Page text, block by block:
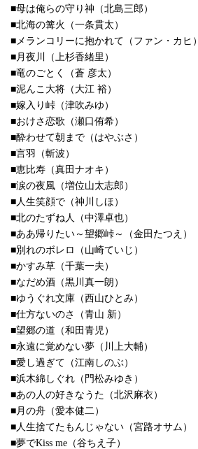
■母は俺らの守り神（北島三郎）
■北海の篝火（一条貫太）
■メランコリーに抱かれて（ファン・カヒ）
■月夜川（上杉香緒里）
■竜のごとく（蒼 彦太）
■泥んこ大将（大江 裕）
■嫁入り峠（津吹みゆ）
■おけさ恋歌（瀬口侑希）
■酔わせて朝まで（はやぶさ）
■言羽（斬波）
■恵比寿（真田ナオキ）
■涙の夜風（増位山太志郎）
■人生笑顔で（神川しほ）
■北のたずね人（中澤卓也）
■ああ帰りたい～望郷峠～（金田たつえ）
■別れのボレロ（山崎ていじ）
■かすみ草（千葉一夫）
■なだめ酒（黒川真一朗）
■ゆうぐれ文庫（西山ひとみ）
■仕方ないのさ（青山 新）
■望郷の道（和田青児）
■永遠に覚めない夢（川上大輔）
■愛し過ぎて（江南しのぶ）
■浜木綿しぐれ（門松みゆき）
■あの人の好きなうた（北沢麻衣）
■月の舟（愛本健二）
■人生捨てたもんじゃない（宮路オサム）
■夢でKiss me（谷ちえ子）